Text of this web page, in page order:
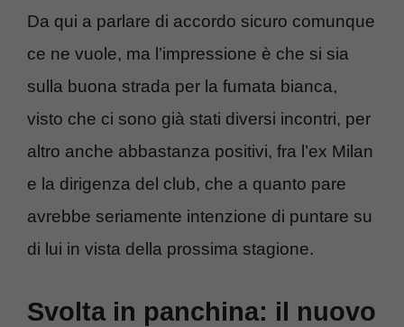
Da qui a parlare di accordo sicuro comunque
ce ne vuole, ma l’impressione è che si sia
sulla buona strada per la fumata bianca,
visto che ci sono già stati diversi incontri, per
altro anche abbastanza positivi, fra l’ex Milan
e la dirigenza del club, che a quanto pare
avrebbe seriamente intenzione di puntare su
di lui in vista della prossima stagione.
Svolta in panchina: il nuovo